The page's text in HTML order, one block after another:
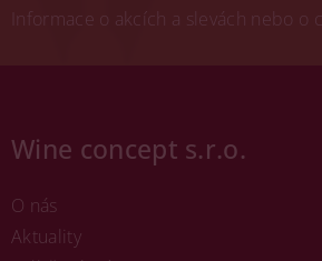
Informace o akcích a slevách nebo
Wine concept s.r.o.
O nás
Aktuality